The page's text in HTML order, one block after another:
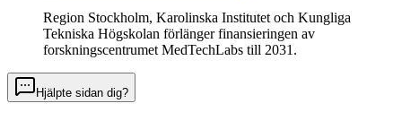
Region Stockholm, Karolinska Institutet och Kungliga
Tekniska Högskolan förlänger finansieringen av
forskningscentrumet MedTechLabs till 2031.
Hjälpte sidan dig?